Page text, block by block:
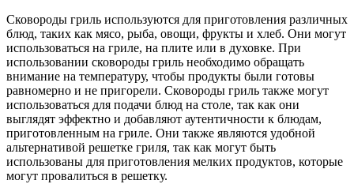
Сковороды гриль используются для приготовления различных
блюд, таких как мясо, рыба, овощи, фрукты и хлеб. Они могут
использоваться на гриле, на плите или в духовке. При
использовании сковороды гриль необходимо обращать
внимание на температуру, чтобы продукты были готовы
равномерно и не пригорели. Сковороды гриль также могут
использоваться для подачи блюд на столе, так как они
выглядят эффектно и добавляют аутентичности к блюдам,
приготовленным на гриле. Они также являются удобной
альтернативой решетке гриля, так как могут быть
использованы для приготовления мелких продуктов, которые
могут провалиться в решетку.